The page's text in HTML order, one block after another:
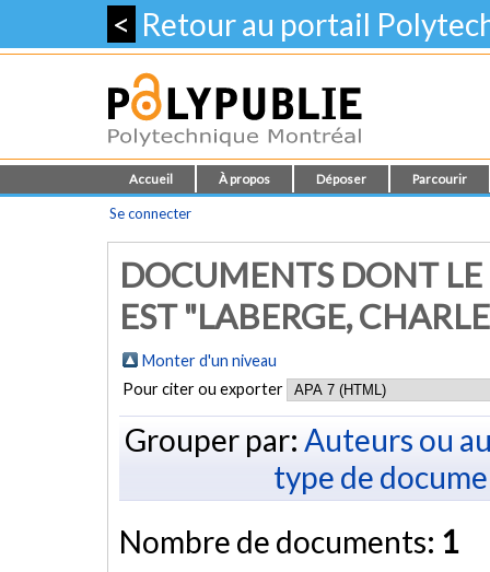
< Retour au portail
Accueil À propos Déposer Parcourir
Se connecter
DOCUMENTS DONT
EST "LABERGE,
Monter d'un niveau
Pour citer ou exporter
Grouper par: Auteurs ou
type de
Nombre de documents: 1